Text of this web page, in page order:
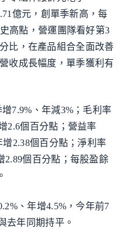
億元，創單季新高，每
高點，營運團隊看好第3
比，在產品組合全面改善
收成長幅度，單季獲利有
7.9%、年減3%；毛利率
2.6個百分點；營益率
增2.38個百分點；淨利率
2.89個百分點；每股盈餘
、年增4.5%，今年前7
去年同期持平。